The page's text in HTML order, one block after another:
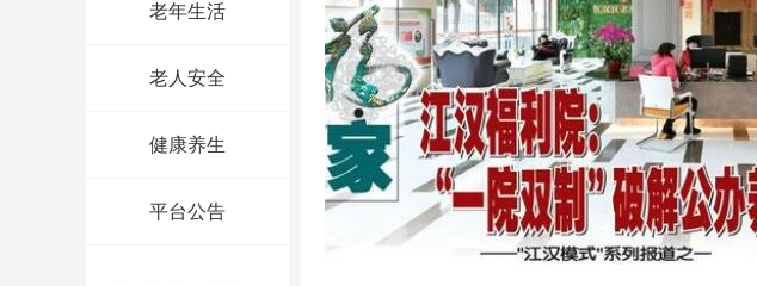
老年生活
老人安全
健康养生
平台公告